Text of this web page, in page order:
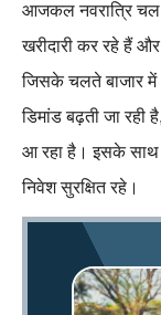
आजकल नवरात्रि चल
खरीदारी कर रहे हैं
जिसके चलते बाजार में
डिमांड बढ़ती जा
आ रहा है। इसके साथ
निवेश सुरक्षित रहे।